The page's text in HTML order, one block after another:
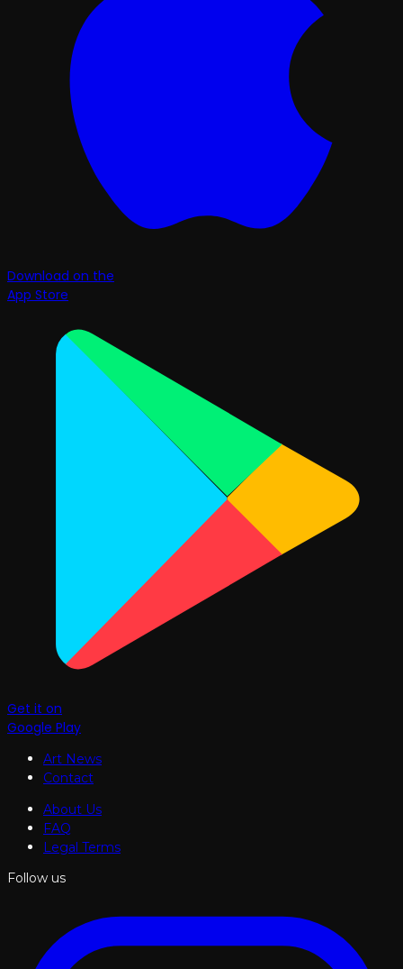
Download on the
App Store
Get it on
Google Play
Art News
Contact
About Us
FAQ
Legal Terms
Follow us